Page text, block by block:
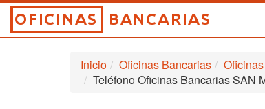
Inicio Oficinas Bancarias
Teléfono Oficinas Bancarias SAN